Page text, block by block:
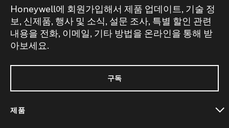
Honeywell에 회원가입해서 제품 업데이트, 기술 정
보, 신제품, 행사 및 소식, 설문 조사, 특별 할인 관련
내용을 전화, 이메일, 기타 방법을 온라인을 통해 받
아보세요.
구독
제품